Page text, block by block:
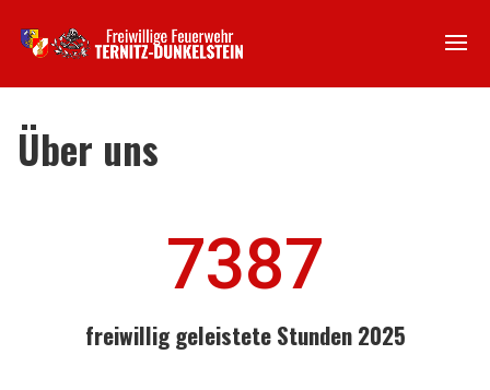
Über uns
7387
freiwillig geleistete Stunden 2025